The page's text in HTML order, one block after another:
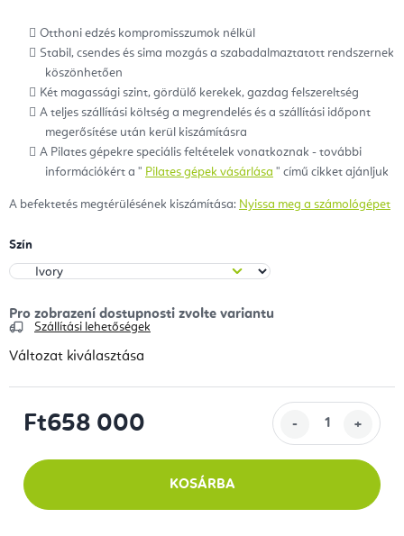
Otthoni edzés kompromisszumok nélkül
Stabil, csendes és sima mozgás a szabadalmaztatott rendszernek
köszönhetően
Két magassági szint, gördülő kerekek, gazdag felszereltség
A teljes szállítási költség a megrendelés és a szállítási időpont
megerősítése után kerül kiszámításra
A Pilates gépekre speciális feltételek vonatkoznak - további
információkért a " Pilates gépek vásárlása " című cikket ajánljuk
A befektetés megtérülésének kiszámítása: Nyissa meg a számológépet
Szín
Szállítási lehetőségek
Változat kiválasztása
Ft658 000
KOSÁRBA